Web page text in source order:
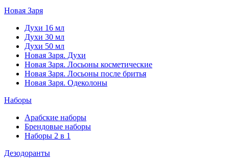
Новая Заря
Духи 16 мл
Духи 30 мл
Духи 50 мл
Новая Заря. Духи
Новая Заря. Лосьоны косметические
Новая Заря. Лосьоны после бритья
Новая Заря. Одеколоны
Наборы
Арабские наборы
Брендовые наборы
Наборы 2 в 1
Дезодоранты